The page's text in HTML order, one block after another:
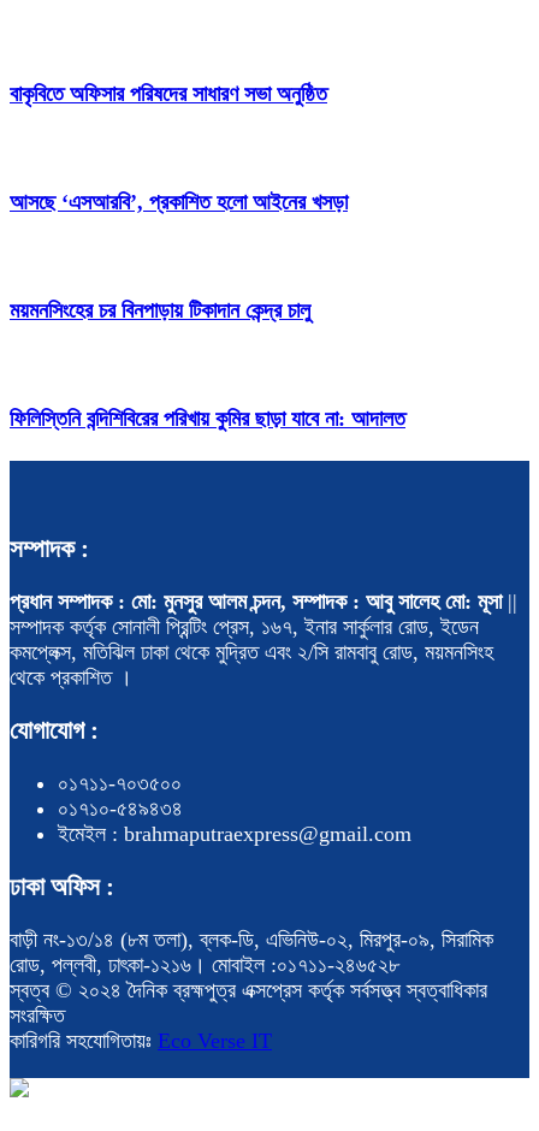
বাকৃবিতে অফিসার পরিষদের সাধারণ সভা অনুষ্ঠিত
আসছে ‘এসআরবি’, প্রকাশিত হলো আইনের খসড়া
ময়মনসিংহের চর বিনপাড়ায় টিকাদান কেন্দ্র চালু
ফিলিস্তিনি বন্দিশিবিরের পরিখায় কুমির ছাড়া যাবে না: আদালত
সম্পাদক :
প্রধান সম্পাদক : মো: মুনসুর আলম চন্দন, সম্পাদক : আবু সালেহ মো: মূসা||
সম্পাদক কর্তৃক সোনালী প্রিন্টিং প্রেস, ১৬৭, ইনার সার্কুলার রোড, ইডেন
কমপ্লেক্স, মতিঝিল ঢাকা থেকে মুদ্রিত এবং ২/সি রামবাবু রোড, ময়মনসিংহ
থেকে প্রকাশিত ।
যোগাযোগ :
০১৭১১-৭০৩৫০০
০১৭১০-৫৪৯৪৩৪
ইমেইল : brahmaputraexpress@gmail.com
ঢাকা অফিস :
বাড়ী নং-১৩/১৪ (৮ম তলা), ব্লক-ডি, এভিনিউ-০২, মিরপুর-০৯, সিরামিক
রোড, পল্লবী, ঢাৎকা-১২১৬। মোবাইল :০১৭১১-২৪৬৫২৮
স্বত্ব © ২০২৪ দৈনিক ব্রহ্মপুত্র এক্সপ্রেস কর্তৃক সর্বসত্ত্ব স্বত্বাধিকার
সংরক্ষিত
কারিগরি সহযোগিতায়ঃ Eco Verse IT